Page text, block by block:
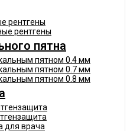
рентгены
рентгены
пятна
пятном 0.4 мм
пятном 0.7 мм
пятном 0.8 мм
для врача